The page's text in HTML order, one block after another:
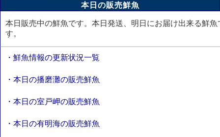
本日の販売鮮魚
本日販売中の鮮魚です。本日発送、明日にお届け出来る鮮魚
す。
・鮮魚情報の更新状況一覧
・本日の播磨灘の販売鮮魚
・本日の室戸岬の販売鮮魚
・本日の有明海の販売鮮魚